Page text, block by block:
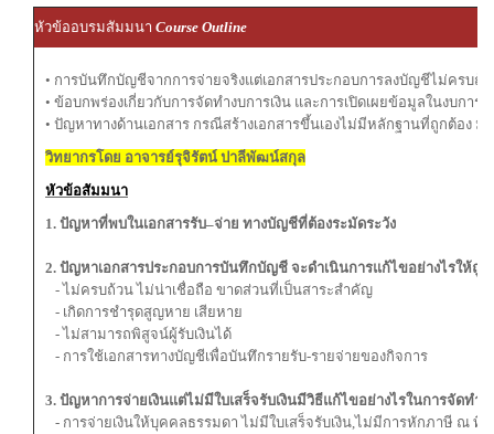
หัวข้ออบรมสัมมนา Course Outline
• การบันทึกบัญชีจากการจ่ายจริงแต่เอกสารประกอบการลงบัญชีไม่ครบถ้
• ข้อบกพร่องเกี่ยวกับการจัดทำงบการเงิน และการเปิดเผยข้อมูลในงบการเ
• ปัญหาทางด้านเอกสาร กรณีสร้างเอกสารขึ้นเองไม่มีหลักฐานที่ถูกต้อง มี
วิทยากรโดย อาจารย์รุจิรัตน์ ปาลีพัฒน์สกุล
หัวข้อสัมมนา
1. ปัญหาที่พบในเอกสารรับ–จ่าย ทางบัญชีที่ต้องระมัดระวัง
2. ปัญหาเอกสารประกอบการบันทึกบัญชี จะดำเนินการแก้ไขอย่างไรให้ถูก
- ไม่ครบถ้วน ไม่น่าเชื่อถือ ขาดส่วนที่เป็นสาระสำคัญ
- เกิดการชำรุดสูญหาย เสียหาย
- ไม่สามารถพิสูจน์ผู้รับเงินได้
- การใช้เอกสารทางบัญชีเพื่อบันทึกรายรับ-รายจ่ายของกิจการ
3. ปัญหาการจ่ายเงินแต่ไม่มีใบเสร็จรับเงินมีวิธีแก้ไขอย่างไรในการจัดทำ
- การจ่ายเงินให้บุคคลธรรมดา ไม่มีใบเสร็จรับเงิน,ไม่มีการหักภาษี ณ ที่